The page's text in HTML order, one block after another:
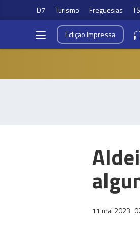
D7 Turismo Freguesias
EdiçãoImpressa
11 mai 2023